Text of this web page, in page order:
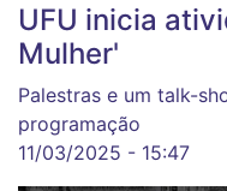
UFU inicia
Mulher'
Palestras e um talk-
programação
11/03/2025 - 15:47